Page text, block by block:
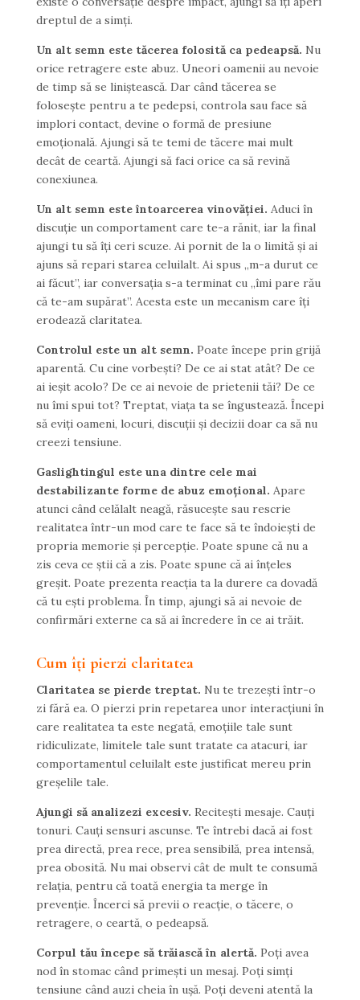
dreptul de a simți.
Un alt semn este tăcerea folosită ca pedeapsă. Nu
orice retragere este abuz. Uneori oamenii au nevoie
de timp să se liniștească. Dar când tăcerea se
folosește pentru a te pedepsi, controla sau face să
implori contact, devine o formă de presiune
emoțională. Ajungi să te temi de tăcere mai mult
decât de ceartă. Ajungi să faci orice ca să revină
conexiunea.
Un alt semn este întoarcerea vinovăției. Aduci în
discuție un comportament care te-a rănit, iar la final
ajungi tu să îți ceri scuze. Ai pornit de la o limită și ai
ajuns să repari starea celuilalt. Ai spus „m-a durut ce
ai făcut”, iar conversația s-a terminat cu „îmi pare rău
că te-am supărat”. Acesta este un mecanism care îți
erodează claritatea.
Controlul este un alt semn. Poate începe prin grijă
aparentă. Cu cine vorbești? De ce ai stat atât? De ce
ai ieșit acolo? De ce ai nevoie de prietenii tăi? De ce
nu îmi spui tot? Treptat, viața ta se îngustează. Începi
să eviți oameni, locuri, discuții și decizii doar ca să nu
creezi tensiune.
Gaslightingul este una dintre cele mai
destabilizante forme de abuz emoțional. Apare
atunci când celălalt neagă, răsucește sau rescrie
realitatea într-un mod care te face să te îndoiești de
propria memorie și percepție. Poate spune că nu a
zis ceva ce știi că a zis. Poate spune că ai înțeles
greșit. Poate prezenta reacția ta la durere ca dovadă
că tu ești problema. În timp, ajungi să ai nevoie de
confirmări externe ca să ai încredere în ce ai trăit.
Cum îți pierzi claritatea
Claritatea se pierde treptat. Nu te trezești într-o
zi fără ea. O pierzi prin repetarea unor interacțiuni în
care realitatea ta este negată, emoțiile tale sunt
ridiculizate, limitele tale sunt tratate ca atacuri, iar
comportamentul celuilalt este justificat mereu prin
greșelile tale.
Ajungi să analizezi excesiv. Recitești mesaje. Cauți
tonuri. Cauți sensuri ascunse. Te întrebi dacă ai fost
prea directă, prea rece, prea sensibilă, prea intensă,
prea obosită. Nu mai observi cât de mult te consumă
relația, pentru că toată energia ta merge în
prevenție. Încerci să previi o reacție, o tăcere, o
retragere, o ceartă, o pedeapsă.
Corpul tău începe să trăiască în alertă. Poți avea
nod în stomac când primești un mesaj. Poți simți
tensiune când auzi cheia în ușă. Poți deveni atentă la